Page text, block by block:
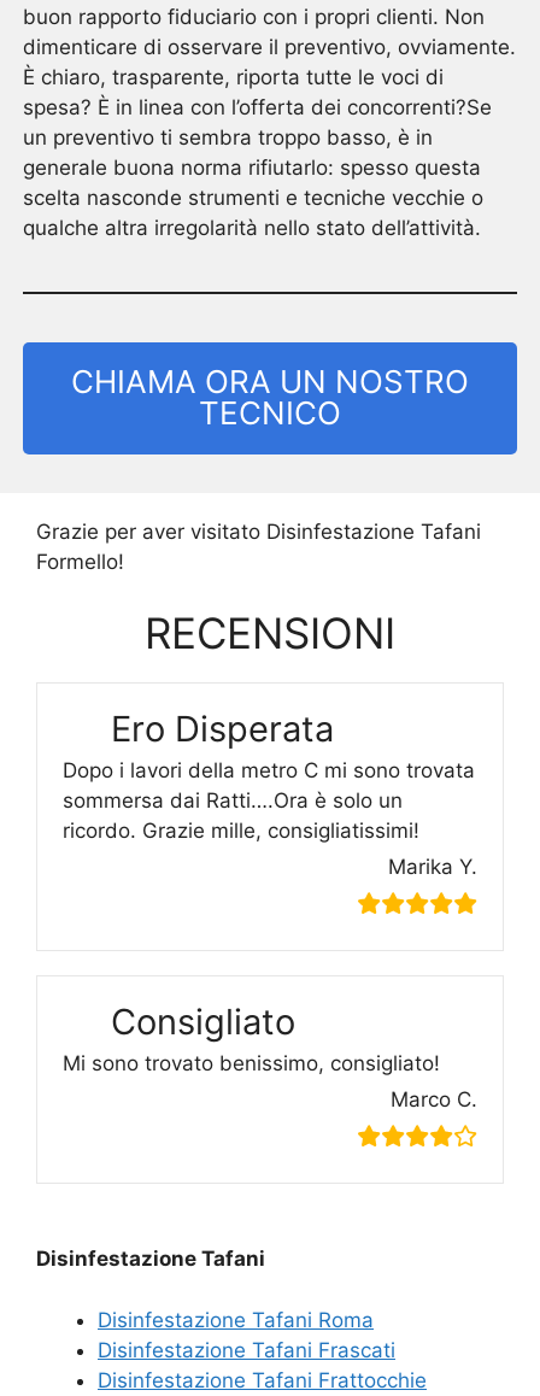
buon rapporto fiduciario con i propri clienti. Non
dimenticare di osservare il preventivo, ovviamente.
È chiaro, trasparente, riporta tutte le voci di
spesa? È in linea con l’offerta dei concorrenti?Se
un preventivo ti sembra troppo basso, è in
generale buona norma rifiutarlo: spesso questa
scelta nasconde strumenti e tecniche vecchie o
qualche altra irregolarità nello stato dell’attività.
CHIAMA ORA UN NOSTRO
TECNICO
Grazie per aver visitato Disinfestazione Tafani
Formello!
RECENSIONI
Ero Disperata
Dopo i lavori della metro C mi sono trovata
sommersa dai Ratti….Ora è solo un
ricordo. Grazie mille, consigliatissimi!
Marika Y.
Consigliato
Mi sono trovato benissimo, consigliato!
Marco C.
Disinfestazione Tafani
Disinfestazione Tafani Roma
Disinfestazione Tafani Frascati
Disinfestazione Tafani Frattocchie